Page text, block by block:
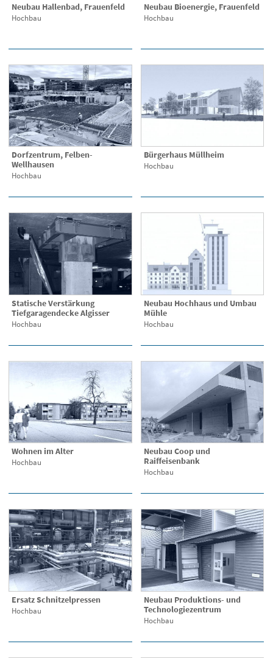
Neubau Hallenbad, Frauenfeld
Hochbau
Neubau Bioenergie, Frauenfeld
Hochbau
Dorfzentrum, Felben-
Wellhausen
Hochbau
Bürgerhaus Müllheim
Hochbau
Statische Verstärkung
Tiefgaragendecke Algisser
Hochbau
Neubau Hochhaus und Umbau
Mühle
Hochbau
Wohnen im Alter
Hochbau
Neubau Coop und
Raiffeisenbank
Hochbau
Ersatz Schnitzelpressen
Hochbau
Neubau Produktions- und
Technologiezentrum
Hochbau